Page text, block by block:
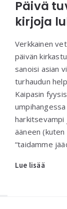
Päivä
kirjoja
Verkkainen
päivän
sanoisi asian
turhaudun
Kaipasin
harkitsevampi
ääneen
“taidamme
Lue lisää